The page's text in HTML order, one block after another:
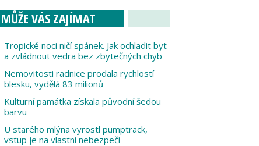
MŮŽE VÁS ZAJÍMAT
Tropické noci ničí spánek. Jak ochladit byt
a zvládnout vedra bez zbytečných chyb
Nemovitosti radnice prodala rychlostí
blesku, vydělá 83 milionů
Kulturní památka získala původní šedou
barvu
U starého mlýna vyrostl pumptrack,
vstup je na vlastní nebezpečí